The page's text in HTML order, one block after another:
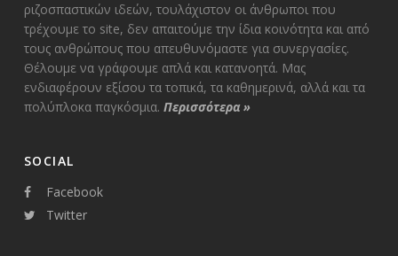
ριζοσπαστικών ιδεών, τουλάχιστον οι άνθρωποι που
τρέχουμε το site, δεν απαιτούμε την ίδια κοινότητα και από
τους ανθρώπους που απευθυνόμαστε για συνεργασίες.
Θέλουμε να γράφουμε απλά και κατανοητά. Μας
ενδιαφέρουν εξίσου τα τοπικά, τα καθημερινά, αλλά και τα
πολύπλοκα παγκόσμια. Περισσότερα»
SOCIAL
Facebook
Twitter